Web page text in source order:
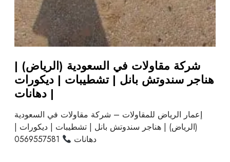
شركة مقاولات في السعودية (الرياض) |
هناجر سندوتش بانل | تشطيبات | ديكورات
| دهانات
إعمار الرياض للمقاولات – شركة مقاولات في السعودية
(الرياض) | هناجر سندوتش بانل | تشطيبات | ديكورات |
دهانات